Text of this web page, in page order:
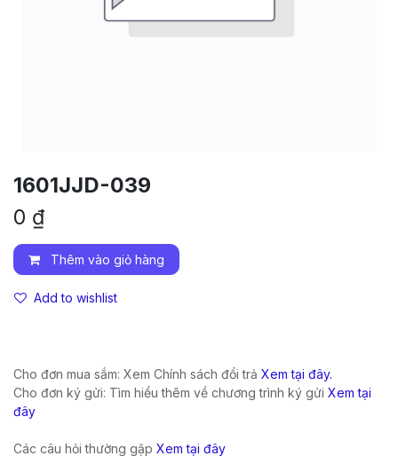
1601JJD-039
0 ₫
Thêm vào giỏ hàng
Add to wishlist
Cho đơn mua sắm: Xem Chính sách đổi trả Xem tại đây.
Cho đơn ký gửi: Tìm hiểu thêm về chương trình ký gửi Xem tại
đây
Các câu hỏi thường gặp Xem tại đây